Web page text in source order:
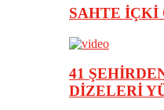
SAHTE İÇKİ
41
DİZELERİ